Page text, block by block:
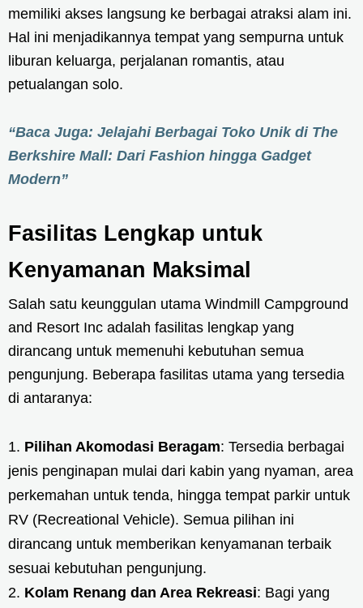
memiliki akses langsung ke berbagai atraksi alam ini.
Hal ini menjadikannya tempat yang sempurna untuk
liburan keluarga, perjalanan romantis, atau
petualangan solo.
“Baca Juga: Jelajahi Berbagai Toko Unik di The
Berkshire Mall: Dari Fashion hingga Gadget
Modern”
Fasilitas Lengkap untuk
Kenyamanan Maksimal
Salah satu keunggulan utama Windmill Campground
and Resort Inc adalah fasilitas lengkap yang
dirancang untuk memenuhi kebutuhan semua
pengunjung. Beberapa fasilitas utama yang tersedia
di antaranya:
Pilihan Akomodasi Beragam: Tersedia berbagai
jenis penginapan mulai dari kabin yang nyaman, area
perkemahan untuk tenda, hingga tempat parkir untuk
RV (Recreational Vehicle). Semua pilihan ini
dirancang untuk memberikan kenyamanan terbaik
sesuai kebutuhan pengunjung.
Kolam Renang dan Area Rekreasi: Bagi yang